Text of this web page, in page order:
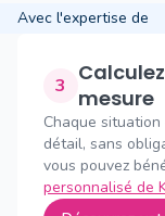
Avec l'expertise de
3
Calculez votre crédit immobilier sur
mesure
Chaque
détail, sans
vous pouvez
personnalisé de